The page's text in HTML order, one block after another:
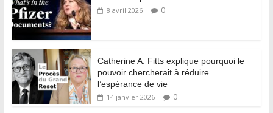
8 avril 2026 0
Catherine A. Fitts explique pourquoi le
pouvoir chercherait à réduire
l’espérance de vie
14 janvier 2026 0